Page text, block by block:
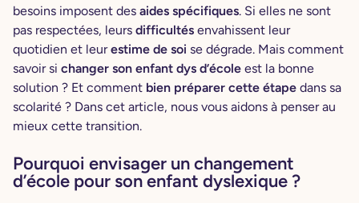
besoins imposent des aides spécifiques. Si elles ne sont
pas respectées, leurs difficultés envahissent leur
quotidien et leurestime de soi se dégrade. Mais comment
savoir si changer son enfant dys d’école est la bonne
solution ? Et comment bien préparer cette étape dans sa
scolarité ? Dans cet article, nous vous aidons à penser au
mieux cette transition.
Pourquoi envisager un changement
d’école pour son enfant dyslexique ?